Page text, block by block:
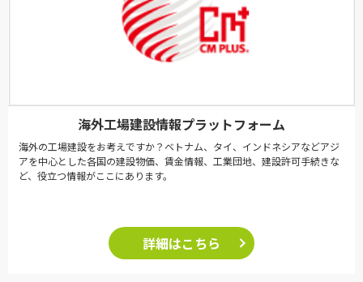
海外工場建設情報プラットフォーム
海外の工場建設をお考えですか？ベトナム、タイ、インドネシアなどアジ
アを中心とした各国の建設物価、賃金情報、工業団地、建設許可手続きな
ど、役立つ情報がここにあります。
詳細はこちら